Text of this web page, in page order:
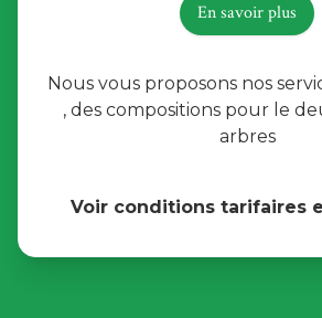
En savoir plus
Nous vous proposons nos
, des compositions pour le
arbres
Voir conditions tarifaires